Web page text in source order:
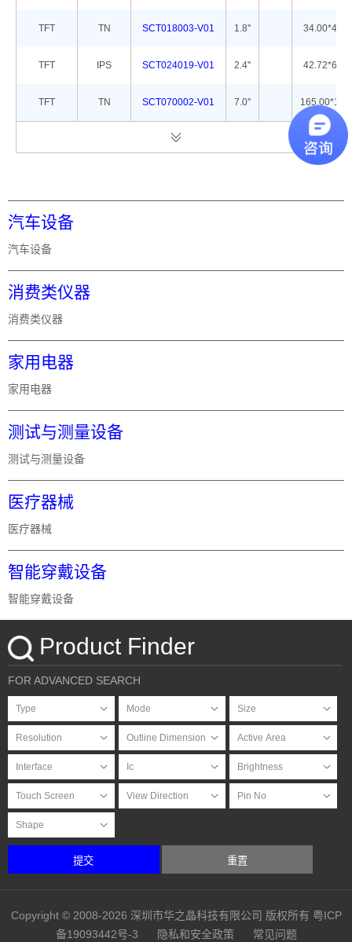
TFT TN SCT018003-V01 1.8''
TFT IPS SCT024019-V01 2.4''
TFT TN SCT070002-V01 7.0''
汽车设备
汽车设备
消费类仪器
消费类仪器
家用电器
家用电器
测试与测量设备
测试与测量设备
医疗器械
医疗器械
智能穿戴设备
智能穿戴设备
Product Finder
FOR ADVANCED SEARCH
提交 重置
Copyright © 2008-2026 深圳市华之晶科技有限公司 版权所有 粤ICP
备19093442号-3
隐私和安全政策 常见问题